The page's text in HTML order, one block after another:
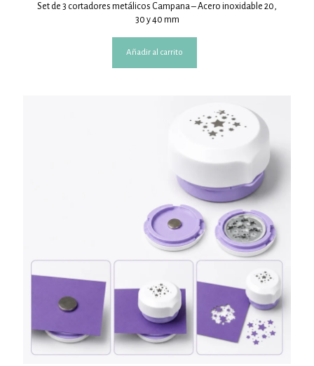
Set de 3 cortadores metálicos Campana – Acero inoxidable 20,
30 y 40 mm
Añadir al carrito